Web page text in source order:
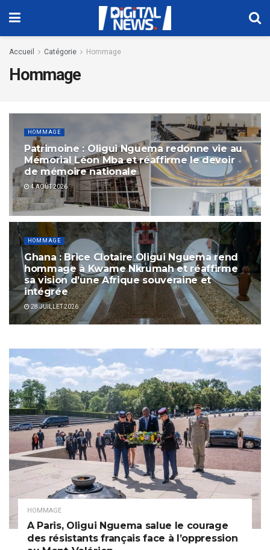
Accueil Catégorie Hommage
Hommage
HOMMAGE
Patrimoine : Oligui Nguema redonne vie au
Mémorial Léon Mba et réaffirme le devoir
de mémoire nationale
4 AOÛT 2026
HOMMAGE
Ghana : Brice Clotaire Oligui Nguema rend
hommage à Kwame Nkrumah et réaffirme
sa vision d’une Afrique souveraine et
intégrée
28 JUILLET 2026
HOMMAGE
A Paris, Oligui Nguema salue le courage
des résistants français face à l’oppression